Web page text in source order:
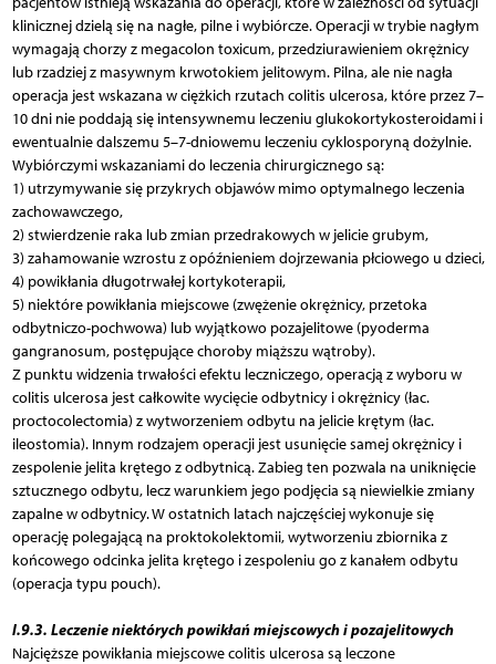
klinicznej dzielą się na nagłe, pilne i wybiórcze. Operacji w trybie nagłym
wymagają chorzy z megacolon toxicum, przedziurawieniem okrężnicy
lub rzadziej z masywnym krwotokiem jelitowym. Pilna, ale nie nagła
operacja jest wskazana w ciężkich rzutach colitis ulcerosa, które przez 7–
10 dni nie poddają się intensywnemu leczeniu glukokortykosteroidami i
ewentualnie dalszemu 5–7-dniowemu leczeniu cyklosporyną dożylnie.
Wybiórczymi wskazaniami do leczenia chirurgicznego są:
1) utrzymywanie się przykrych objawów mimo optymalnego leczenia
zachowawczego,
2) stwierdzenie raka lub zmian przedrakowych w jelicie grubym,
3) zahamowanie wzrostu z opóźnieniem dojrzewania płciowego u dzieci,
4) powikłania długotrwałej kortykoterapii,
5) niektóre powikłania miejscowe (zwężenie okrężnicy, przetoka
odbytniczo-pochwowa) lub wyjątkowo pozajelitowe (pyoderma
gangranosum, postępujące choroby miąższu wątroby).
Z punktu widzenia trwałości efektu leczniczego, operacją z wyboru w
colitis ulcerosa jest całkowite wycięcie odbytnicy i okrężnicy (łac.
proctocolectomia) z wytworzeniem odbytu na jelicie krętym (łac.
ileostomia). Innym rodzajem operacji jest usunięcie samej okrężnicy i
zespolenie jelita krętego z odbytnicą. Zabieg ten pozwala na uniknięcie
sztucznego odbytu, lecz warunkiem jego podjęcia są niewielkie zmiany
zapalne w odbytnicy. W ostatnich latach najczęściej wykonuje się
operację polegającą na proktokolektomii, wytworzeniu zbiornika z
końcowego odcinka jelita krętego i zespoleniu go z kanałem odbytu
(operacja typu pouch).
I.9.3. Leczenie niektórych powikłań miejscowych i pozajelitowych
Najcięższe powikłania miejscowe colitis ulcerosa są leczone